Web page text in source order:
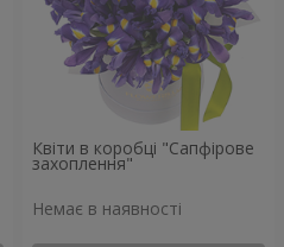
Квіти в коробці "Сапфірове
захоплення"
Немає в наявності